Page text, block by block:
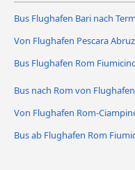
Bus Flughafen Bari nach
Von Flughafen Pescara
Bus Flughafen Rom
Bus nach Rom von
Von Flughafen Rom-
Bus ab Flughafen Rom